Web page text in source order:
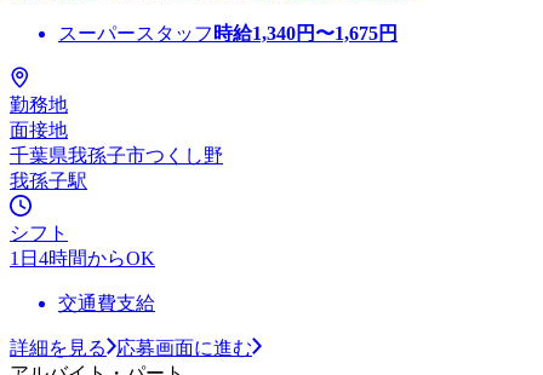
スーパースタッフ 時給1,340円〜1,675円
勤務地
面接地
千葉県我孫子市つくし野
我孫子駅
シフト
1日4時間からOK
交通費支給
詳細を見る
応募画面に進む